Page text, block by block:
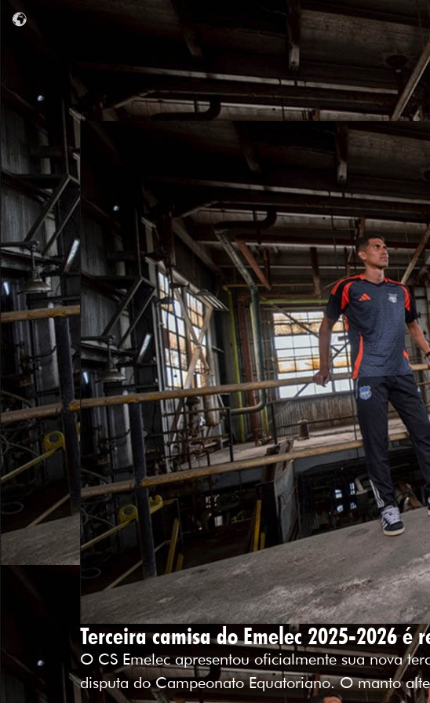
Terceira camisa do Emelec 2025-2026
O CS Emelec apresentou oficialmente sua nova
disputa do Campeonato Equatoriano. O manto